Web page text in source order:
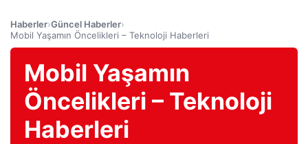
Haberler›Güncel Haberler›
Mobil Yaşamın Öncelikleri – Teknoloji Haberleri
Mobil Yaşamın
Öncelikleri – Teknoloji
Haberleri